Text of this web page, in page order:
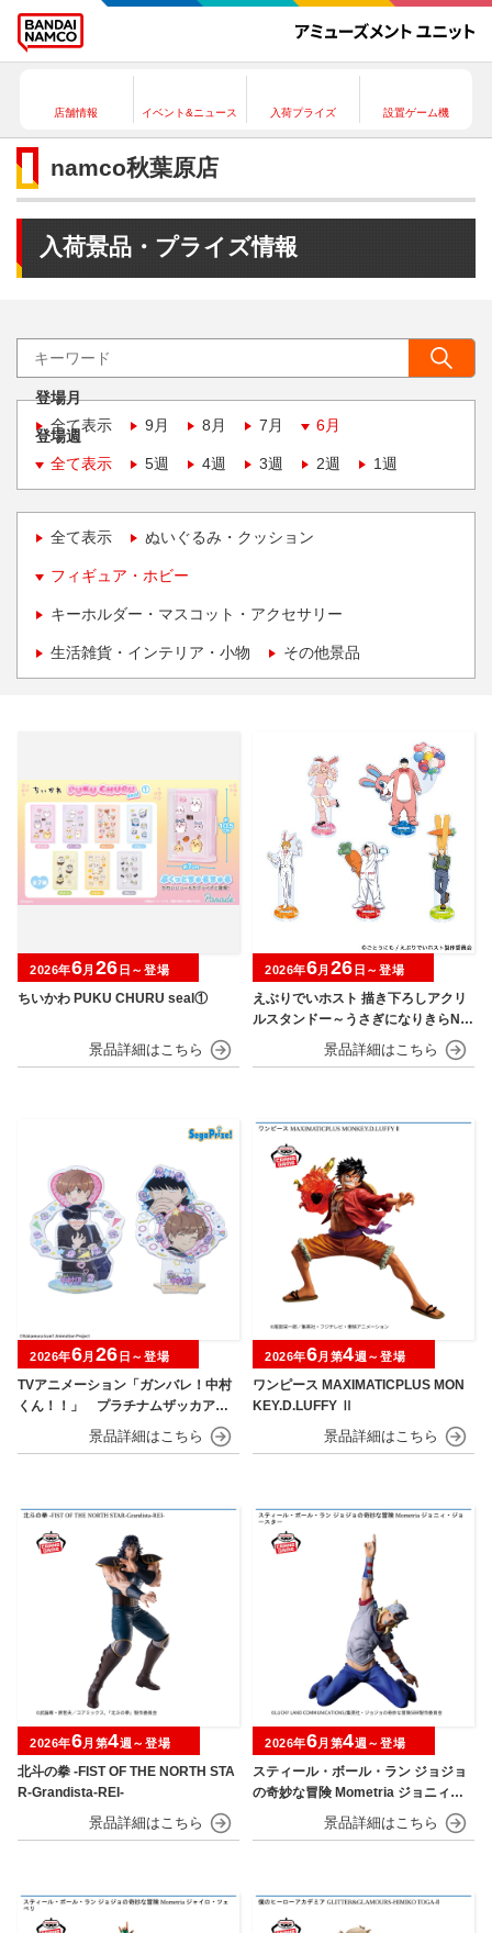
店舗情報 イベント&ニュース 入荷プライズ 設置ゲーム機
namco秋葉原店
入荷景品・プライズ情報
登場月
全て表示
9月 8月 7月 6月
登場週
全て表示
5週 4週 3週 2週 1週
全て表示 ぬいぐるみ・クッション
フィギュア・ホビー
キーホルダー・マスコット・アクセサリー
生活雑貨・インテリア・小物 その他景品
ちいかわ PUKU CHURU seal①
2026年6月 26 日～登場
えぶりでいホスト 描き下ろしアクリ
ルスタンドー～うさぎになりきらNIG
2026年6月 26 日～登場
TVアニメーション「ガンバレ！中村
くん！！」 プラチナムザッカアク
リルジオラマ
2026年6月 26 日～登場
ワンピース MAXIMATICPLUS MON
KEY.D.LUFFY Ⅱ
2026年6月第4週～登場
北斗の拳 -FIST OF THE NORTH STA
R-Grandista-REI-
2026年6月第4週～登場
スティール・ボール・ラン ジョジョ
の奇妙な冒険 Mometria ジョニィ・
ジョースター
2026年6月第4週～登場